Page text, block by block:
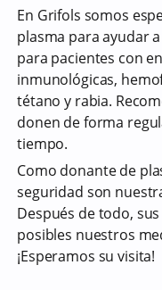
En Grifols somos
plasma para ayudar
para pacientes con
inmunológicas,
tétano y rabia.
donen de forma
tiempo.
Como donante de
seguridad son
Después de todo,
posibles nuestros
¡Esperamos su visita!